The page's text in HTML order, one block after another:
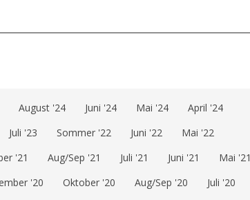
August '24 Juni '24 Mai '24
April '24
Juli '23 Sommer '22 Juni '22
Mai '22
'21 Aug/Sep '21 Juli '21 Juni '21
Mai
'20 Oktober '20 Aug/Sep '20
Juli '20